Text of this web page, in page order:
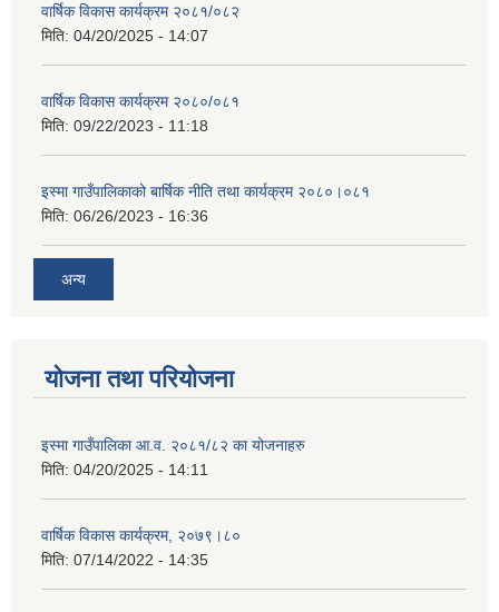
वार्षिक विकास कार्यक्रम २०८१/०८२
मिति: 04/20/2025 - 14:07
वार्षिक विकास कार्यक्रम २०८०/०८१
मिति: 09/22/2023 - 11:18
इस्मा गाउँपालिकाको बार्षिक नीति तथा कार्यक्रम २०८०।०८१
मिति: 06/26/2023 - 16:36
अन्य
योजना तथा परियोजना
इस्मा गाउँपालिका आ.व. २०८१/८२ का योजनाहरु
मिति: 04/20/2025 - 14:11
वार्षिक विकास कार्यक्रम, २०७९।८०
मिति: 07/14/2022 - 14:35